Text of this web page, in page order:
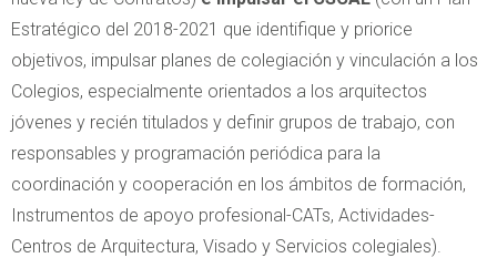
Estratégico del 2018-2021 que identifique y priorice
objetivos, impulsar planes de colegiación y vinculación a los
Colegios, especialmente orientados a los arquitectos
jóvenes y recién titulados y definir grupos de trabajo, con
responsables y programación periódica para la
coordinación y cooperación en los ámbitos de formación,
Instrumentos de apoyo profesional-CATs, Actividades-
Centros de Arquitectura, Visado y Servicios colegiales).